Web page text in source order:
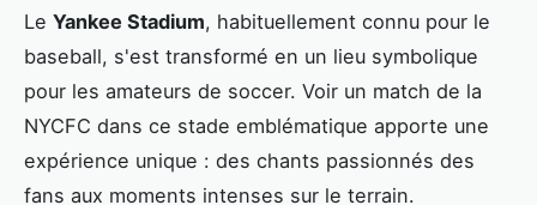
Le Yankee Stadium, habituellement connu pour le
baseball, s'est transformé en un lieu symbolique
pour les amateurs de soccer. Voir un match de la
NYCFC dans ce stade emblématique apporte une
expérience unique : des chants passionnés des
fans aux moments intenses sur le terrain.